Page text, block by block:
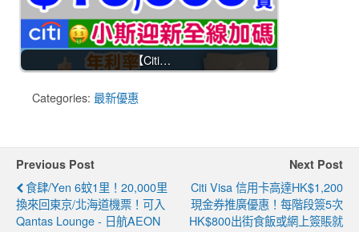
【Citi…
Categories: 最新優惠
Previous Post
食肆/Yen 6蚊1里！20,000里
換來回東京/北海道機票！可入
Qantas Lounge - 日航AEON
Next Post
Citi Visa 信用卡高達HK$1,200
現金券推廣優惠！每階段簽5次
HK$800出街食飯或網上簽賬就